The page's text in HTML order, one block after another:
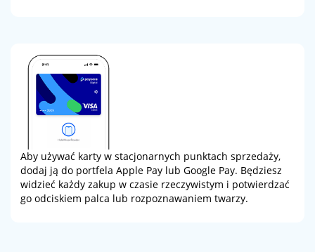
Aby używać karty w stacjonarnych punktach sprzedaży,
dodaj ją do portfela Apple Pay lub Google Pay. Będziesz
widzieć każdy zakup w czasie rzeczywistym i potwierdzać
go odciskiem palca lub rozpoznawaniem twarzy.